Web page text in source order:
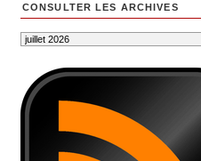
CONSULTER LES ARCHIVES